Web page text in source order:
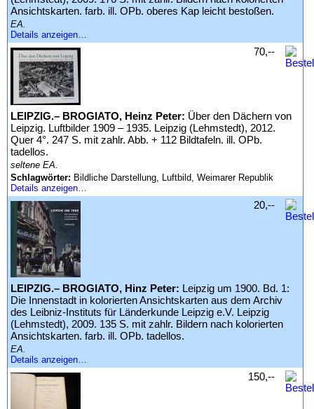
Ansichtskarten. farb. ill. OPb. oberes Kap leicht bestoßen.
EA.
Details anzeigen…
LEIPZIG.– BROGIATO, Heinz Peter: Über den Dächern von
Leipzig. Luftbilder 1909 – 1935. Leipzig (Lehmstedt), 2012.
Quer 4°. 247 S. mit zahlr. Abb. + 112 Bildtafeln. ill. OPb.
tadellos.
seltene EA.
Schlagwörter: Bildliche Darstellung, Luftbild, Weimarer Republik
Details anzeigen…
70,--
LEIPZIG.– BROGIATO, Hinz Peter: Leipzig um 1900. Bd. 1:
Die Innenstadt in kolorierten Ansichtskarten aus dem Archiv
des Leibniz-Instituts für Länderkunde Leipzig e.V. Leipzig
(Lehmstedt), 2009. 135 S. mit zahlr. Bildern nach kolorierten
Ansichtskarten. farb. ill. OPb. tadellos.
EA.
Details anzeigen…
20,--
150,--